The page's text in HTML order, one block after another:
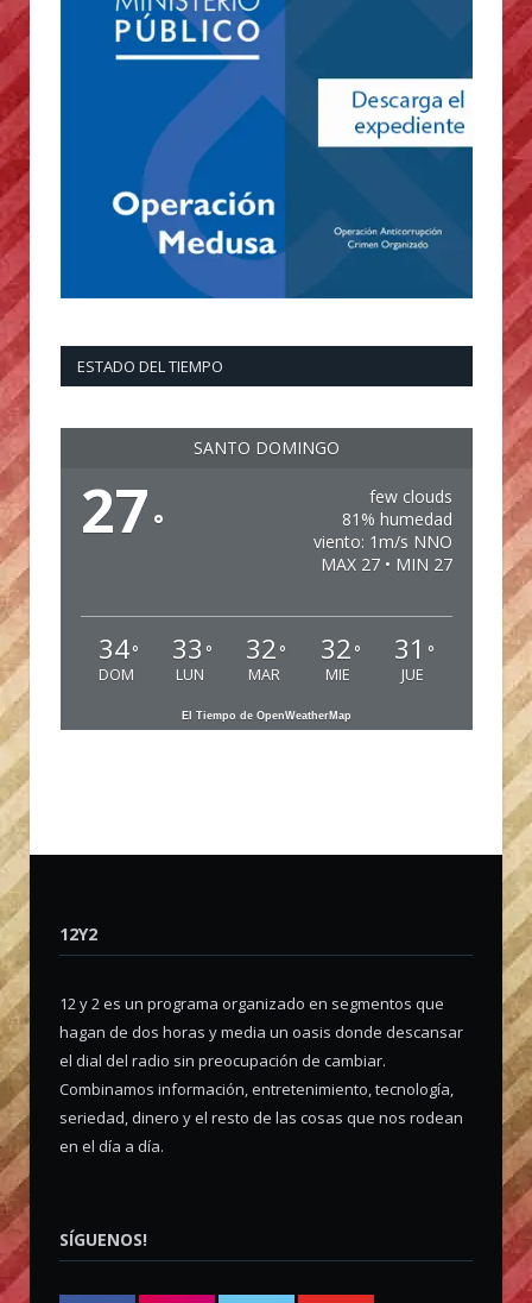
ESTADO DEL TIEMPO
SANTO DOMINGO
27 °
few clouds
81% humedad
viento: 1m/s NNO
MAX 27 • MIN 27
34°
DOM
33 °
LUN
32 °
MAR
32 °
MIE
31 °
JUE
El Tiempo de OpenWeatherMap
12Y2
12 y 2 es un programa organizado en segmentos que
hagan de dos horas y media un oasis donde descansar
el dial del radio sin preocupación de cambiar.
Combinamos información, entretenimiento, tecnología,
seriedad, dinero y el resto de las cosas que nos rodean
en el día a día.
SÍGUENOS!